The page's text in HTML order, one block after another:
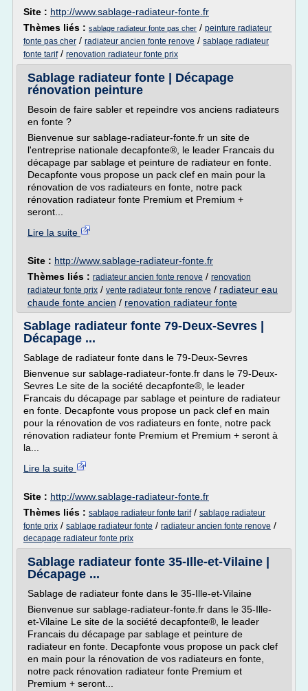
Site : http://www.sablage-radiateur-fonte.fr
Thèmes liés : sablage radiateur fonte pas cher / peinture radiateur
fonte pas cher / radiateur ancien fonte renove / sablage radiateur
fonte tarif/ renovation radiateur fonte prix
Sablage radiateur fonte | Décapage
rénovation peinture
Besoin de faire sabler et repeindre vos anciens radiateurs
en fonte ?
Bienvenue sur sablage-radiateur-fonte.fr un site de
l'entreprise nationale decapfonte®, le leader Francais du
décapage par sablage et peinture de radiateur en fonte.
Decapfonte vous propose un pack clef en main pour la
rénovation de vos radiateurs en fonte, notre pack
rénovation radiateur fonte Premium et Premium +
seront...
Lire la suite
Site : http://www.sablage-radiateur-fonte.fr
Thèmes liés : radiateur ancien fonte renove / renovation
radiateur fonte prix / vente radiateur fonte renove / radiateur eau
chaude fonte ancien / renovation radiateur fonte
Sablage radiateur fonte 79-Deux-Sevres |
Décapage ...
Sablage de radiateur fonte dans le 79-Deux-Sevres
Bienvenue sur sablage-radiateur-fonte.fr dans le 79-Deux-
Sevres Le site de la société decapfonte®, le leader
Francais du décapage par sablage et peinture de radiateur
en fonte. Decapfonte vous propose un pack clef en main
pour la rénovation de vos radiateurs en fonte, notre pack
rénovation radiateur fonte Premium et Premium + seront à
la...
Lire la suite
Site : http://www.sablage-radiateur-fonte.fr
Thèmes liés : sablage radiateur fonte tarif/ sablage radiateur
fonte prix / sablage radiateur fonte / radiateur ancien fonte renove /
decapage radiateur fonte prix
Sablage radiateur fonte 35-Ille-et-Vilaine |
Décapage ...
Sablage de radiateur fonte dans le 35-Ille-et-Vilaine
Bienvenue sur sablage-radiateur-fonte.fr dans le 35-Ille-
et-Vilaine Le site de la société decapfonte®, le leader
Francais du décapage par sablage et peinture de
radiateur en fonte. Decapfonte vous propose un pack clef
en main pour la rénovation de vos radiateurs en fonte,
notre pack rénovation radiateur fonte Premium et
Premium + seront...